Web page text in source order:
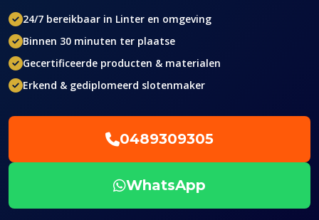
24/7 bereikbaar in Linter en omgeving
Binnen 30 minuten ter plaatse
Gecertificeerde producten & materialen
Erkend & gediplomeerd slotenmaker
0489309305
WhatsApp